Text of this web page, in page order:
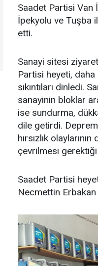
Saadet Partisi Van
İpekyolu ve Tuşba
etti.
Sanayi sitesi
Partisi heyeti,
sıkıntıları dinledi.
sanayinin bloklar
ise sundurma,
dile getirdi.
hırsızlık
çevrilmesi
Saadet Partisi
Necmettin Erbakan